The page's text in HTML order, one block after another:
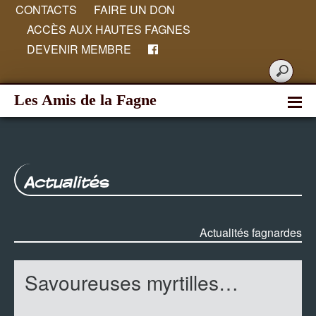
CONTACTS
FAIRE UN DON
ACCÈS AUX HAUTES FAGNES
DEVENIR MEMBRE
Les Amis de la Fagne
Actualités
Actualités fagnardes
Savoureuses myrtilles…